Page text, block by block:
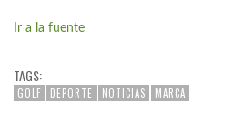
Ir a la fuente
TAGS:
GOLF DEPORTE NOTICIAS MARCA